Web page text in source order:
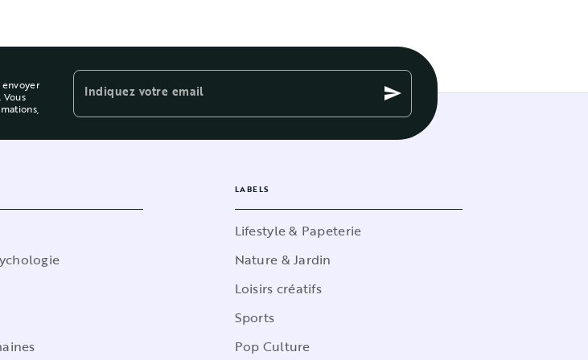
Indiquez votre email send
LABELS
Lifestyle & Papeterie
Nature & Jardin
Loisirs créatifs
Sports
Pop Culture